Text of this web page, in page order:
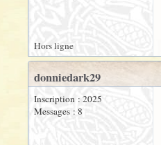
Hors ligne
donniedark29
Inscription : 2025
Messages : 8